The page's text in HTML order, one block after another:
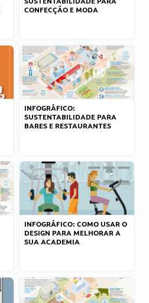
CONFECÇÃO E MODA
INFOGRÁFICO:
SUSTENTABILIDADE PARA
BARES E RESTAURANTES
INFOGRÁFICO: COMO USAR O
DESIGN PARA MELHORAR A
SUA ACADEMIA